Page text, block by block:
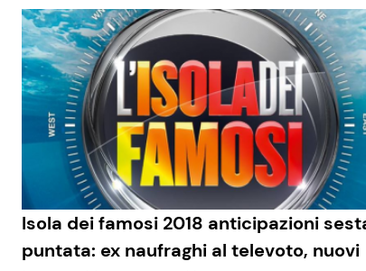
Isola dei famosi 2018 anticipazioni
puntata: ex naufraghi al televoto, nuovi